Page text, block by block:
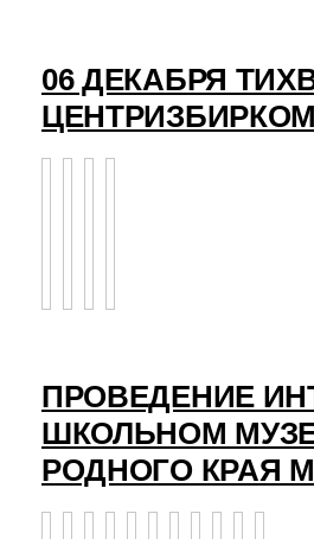
06 ДЕКАБРЯ
ПРОВЕДЕНИЕ
ШКОЛЬНОМ
РОДНОГО КРАЯ